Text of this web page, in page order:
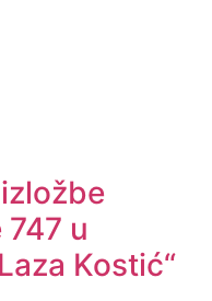
747 u
Kostić“